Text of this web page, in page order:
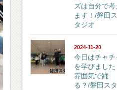
ズは自分で考
ます！/磐田ス
タジオ
2024-11-20
今日はチャチ
を学びました
雰囲気で踊
る？/磐田スタ